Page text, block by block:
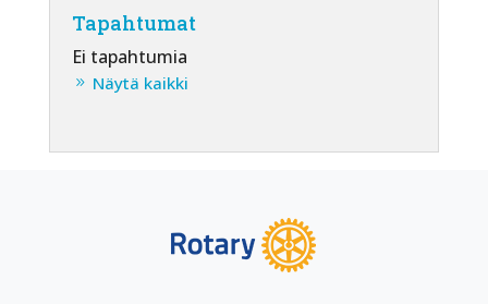
Tapahtumat
Ei tapahtumia
Näytä kaikki